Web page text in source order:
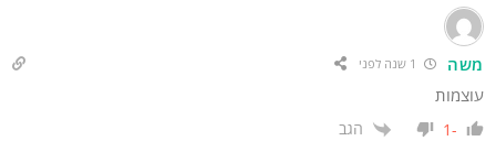
1 שנה לפני
-1 הגב